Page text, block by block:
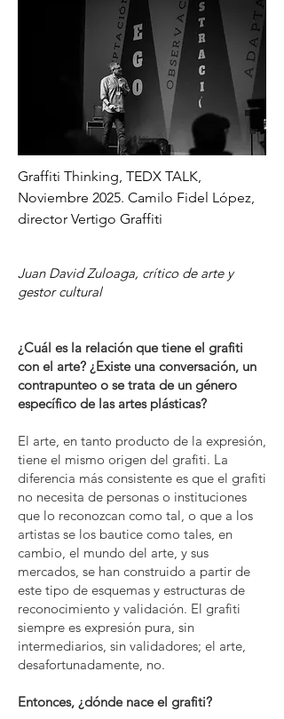
Graffiti Thinking, TEDX TALK,
Noviembre 2025. Camilo Fidel López,
director Vertigo Graffiti
Juan David Zuloaga, crítico de arte y
gestor cultural
¿Cuál es la relación que tiene el grafiti
con el arte? ¿Existe una conversación, un
contrapunteo o se trata de un género
específico de las artes plásticas?
El arte, en tanto producto de la expresión,
tiene el mismo origen del grafiti. La
diferencia más consistente es que el grafiti
no necesita de personas o instituciones
que lo reconozcan como tal, o que a los
artistas se los bautice como tales, en
cambio, el mundo del arte, y sus
mercados, se han construido a partir de
este tipo de esquemas y estructuras de
reconocimiento y validación. El grafiti
siempre es expresión pura, sin
intermediarios, sin validadores; el arte,
desafortunadamente, no.
Entonces, ¿dónde nace el grafiti?